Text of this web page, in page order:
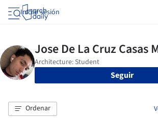
Iniciar sesión
Seguir
Ordenar